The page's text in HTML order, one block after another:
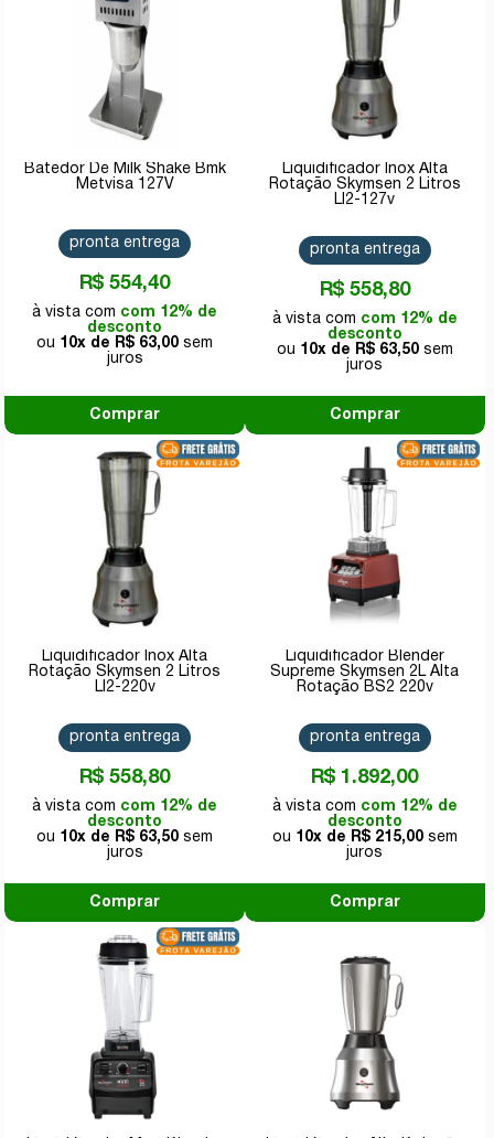
Batedor De Milk Shake Bmk
Metvisa 127V
R$ 554,40
com 12% de
desconto
10x de
R$ 63,00
pronta entrega
Comprar
Liquidificador Inox Alta
Rotação Skymsen 2 Litros
LI2-127v
R$ 558,80
com 12% de
desconto
10x de
R$ 63,50
pronta entrega
Comprar
Liquidificador Inox Alta
Rotação Skymsen 2 Litros
LI2-220v
R$ 558,80
com 12% de
desconto
10x de
R$ 63,50
pronta entrega
Comprar
Liquidificador Blender
Supreme Skymsen 2L Alta
Rotação BS2 220v
R$ 1.892,00
com 12% de
desconto
10x de
R$ 215,00
pronta entrega
Comprar